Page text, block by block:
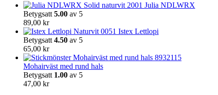
Julia NDLWRX
Betygsatt 5.00 av 5
89,00 kr
Istex Lettlopi
Betygsatt 4.50 av 5
65,00 kr
Mohairväst med rund hals
Betygsatt 1.00 av 5
47,00 kr